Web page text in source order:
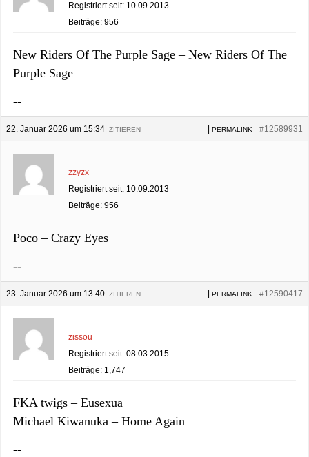
Registriert seit: 10.09.2013
Beiträge: 956
New Riders Of The Purple Sage – New Riders Of The
Purple Sage
--
22. Januar 2026 um 15:34 #12589931
PERMALINK
ZITIEREN
zzyzx
Registriert seit: 10.09.2013
Beiträge: 956
Poco – Crazy Eyes
--
23. Januar 2026 um 13:40 #12590417
PERMALINK
ZITIEREN
zissou
Registriert seit: 08.03.2015
Beiträge: 1,747
FKA twigs – Eusexua
Michael Kiwanuka – Home Again
--